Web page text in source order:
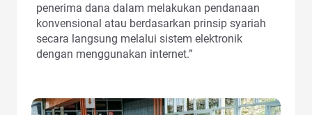
penerima dana dalam melakukan pendanaan
konvensional atau berdasarkan prinsip syariah
secara langsung melalui sistem elektronik
dengan menggunakan internet.”